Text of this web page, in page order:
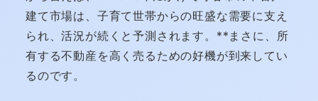
建て市場は、子育て世帯からの旺盛な需要に支え
られ、活況が続くと予測されます。**まさに、所
有する不動産を高く売るための好機が到来してい
るのです。